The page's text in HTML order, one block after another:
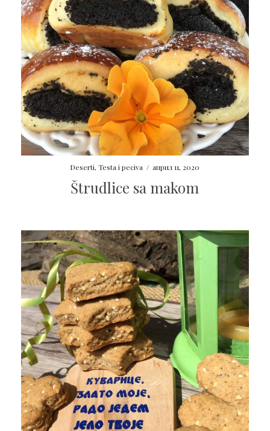
Deserti,Testa i peciva / април 11, 2020
Štrudlice sa makom